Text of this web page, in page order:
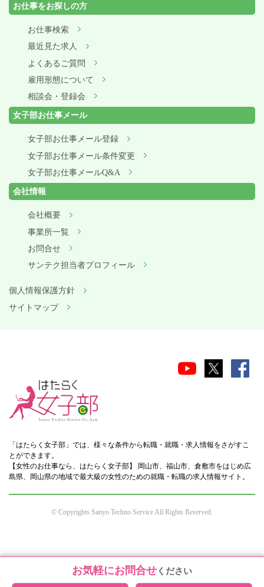
お気軽にお問合せ ください
お仕事をお探しの方
お仕事検索
最近見た求人
よくあるご質問
雇用形態について
相談会・登録会
女子部お仕事メール
女子部お仕事メール登録
女子部お仕事メール条件変更
女子部お仕事メールQ&A
会社情報
会社概要
事業所一覧
お問合せ
サンテク担当者プロフィール
個人情報保護方針
サイトマップ
「はたらく女子部」では、様々な条件から転職・就職・求人情報をさがすこ
とができます。
【女性のお仕事なら、はたらく女子部】 岡山市、福山市、倉敷市をはじめ広
島県、岡山県の地域で最大級の女性のための就職・転職の求人情報サイト。
© Copyrights Sanyo Techno Service All Rights Reserved.